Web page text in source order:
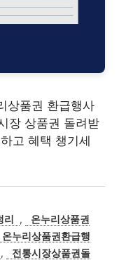
상품권 환급행사
장 상품권 돌려받
고 혜택 챙기세
리 ,
온누리상품권
온누리상품권환급행
,
전통시장상품권돌